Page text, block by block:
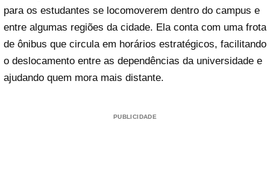
para os estudantes se locomoverem dentro do campus e
entre algumas regiões da cidade. Ela conta com uma frota
de ônibus que circula em horários estratégicos, facilitando
o deslocamento entre as dependências da universidade e
ajudando quem mora mais distante.
PUBLICIDADE